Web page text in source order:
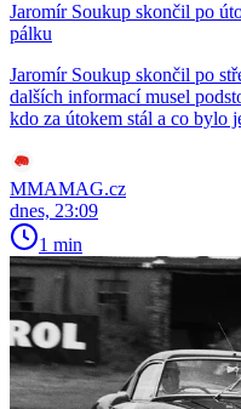
Jaromír Soukup skončil po
pálku
Jaromír Soukup skončil po
dalších informací musel
kdo za útokem stál a co bylo
MMAMAG.cz
dnes, 23:09
1 min